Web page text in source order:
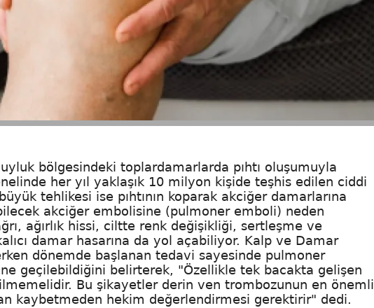
bölgesindeki toplardamarlarda pıhtı oluşumuyla
her yıl yaklaşık 10 milyon kişide teşhis edilen ciddi
tehlikesi ise pıhtının koparak akciğer damarlarına
akciğer embolisine (pulmoner emboli) neden
ağırlık hissi, ciltte renk değişikliği, sertleşme ve
damar hasarına da yol açabiliyor. Kalp ve Damar
dönemde başlanan tedavi sayesinde pulmoner
geçilebildiğini belirterek, "Özellikle tek bacakta gelişen
Bu şikayetler derin ven trombozunun en önemli
kaybetmeden hekim değerlendirmesi gerektirir" dedi.